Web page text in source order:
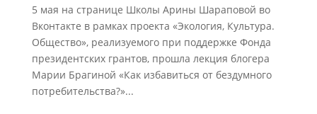
5 мая на странице Школы Арины Шараповой во
Вконтакте в рамках проекта «Экология, Культура.
Общество», реализуемого при поддержке Фонда
президентских грантов, прошла лекция блогера
Марии Брагиной «Как избавиться от бездумного
потребительства?»...